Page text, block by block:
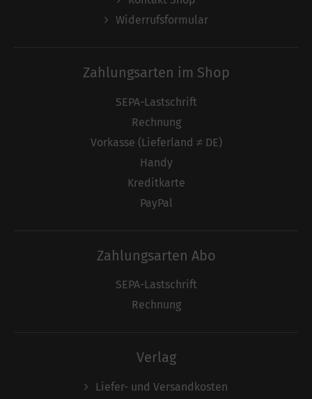
Widerrufsformular
Zahlungsarten im Shop
SEPA-Lastschrift
Rechnung
Vorkasse (Lieferland ≠ DE)
Handy
Kreditkarte
PayPal
Zahlungsarten Abo
SEPA-Lastschrift
Rechnung
Verlag
Liefer- und Versandkosten